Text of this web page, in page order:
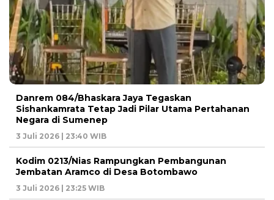
Danrem 084/Bhaskara Jaya Tegaskan
Sishankamrata Tetap Jadi Pilar Utama Pertahanan
Negara di Sumenep
3 Juli 2026 | 23:40 WIB
Kodim 0213/Nias Rampungkan Pembangunan
Jembatan Aramco di Desa Botombawo
3 Juli 2026 | 23:25 WIB